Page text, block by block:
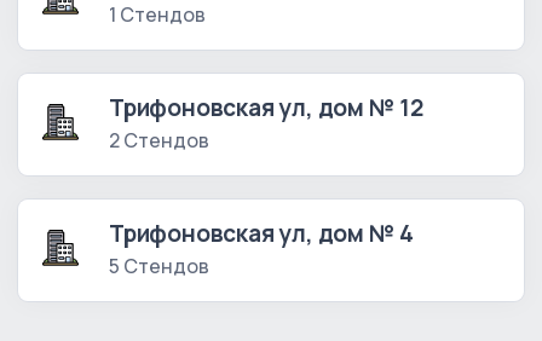
1 Стендов
Трифоновская ул, дом № 12
2 Стендов
Трифоновская ул, дом № 4
5 Стендов